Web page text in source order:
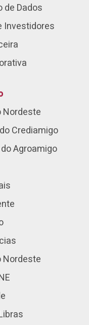
de Dados
Investidores
Nordeste
Crediamigo
Agroamigo
Nordeste